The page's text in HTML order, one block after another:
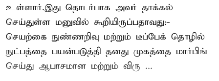
உள்ளார்.இது தொடர்பாக அவர் தாக்கல்
செய்துள்ள மனுவில் கூறியிருப்பதாவது:-
செயற்கை நுண்ணறிவு மற்றும் டீப்பேக் தொழில்
நுட்பத்தை பயன்படுத்தி தனது முகத்தை மார்பிங்
செய்து ஆபாசமான மற்றும் விரு ...